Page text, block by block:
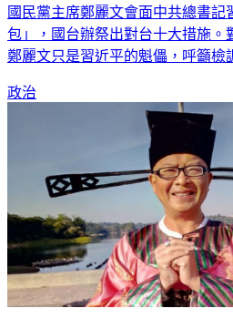
國民黨主席鄭麗文會面中共總書
包」，國台辦祭出對台十大措施。
鄭麗文只是習近平的魁儡，呼籲檢
政治